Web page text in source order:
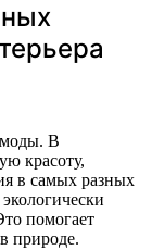
моды. В
красоту,
в самых разных
помогает
природе.